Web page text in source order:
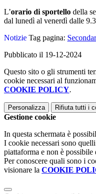
L’orario di sportello della
dal lunedì al venerdì dalle
Notizie Tag pagina:
Pubblicato il 19-12-2024
Questo sito o gli strumenti
cookie necessari al
COOKIE POLICY.
Personalizza Rifiuta tutti i
Gestione cookie
In questa schermata è
I cookie necessari sono
piattaforma e non è
Per conoscere quali sono i
visionare la COOKIE